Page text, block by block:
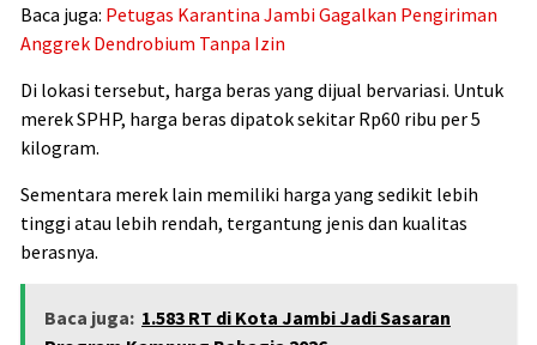
Baca juga: Petugas Karantina Jambi Gagalkan Pengiriman
Anggrek Dendrobium Tanpa Izin
Di lokasi tersebut, harga beras yang dijual bervariasi. Untuk
merek SPHP, harga beras dipatok sekitar Rp60 ribu per 5
kilogram.
Sementara merek lain memiliki harga yang sedikit lebih
tinggi atau lebih rendah, tergantung jenis dan kualitas
berasnya.
Baca juga: 1.583 RT di Kota Jambi Jadi Sasaran